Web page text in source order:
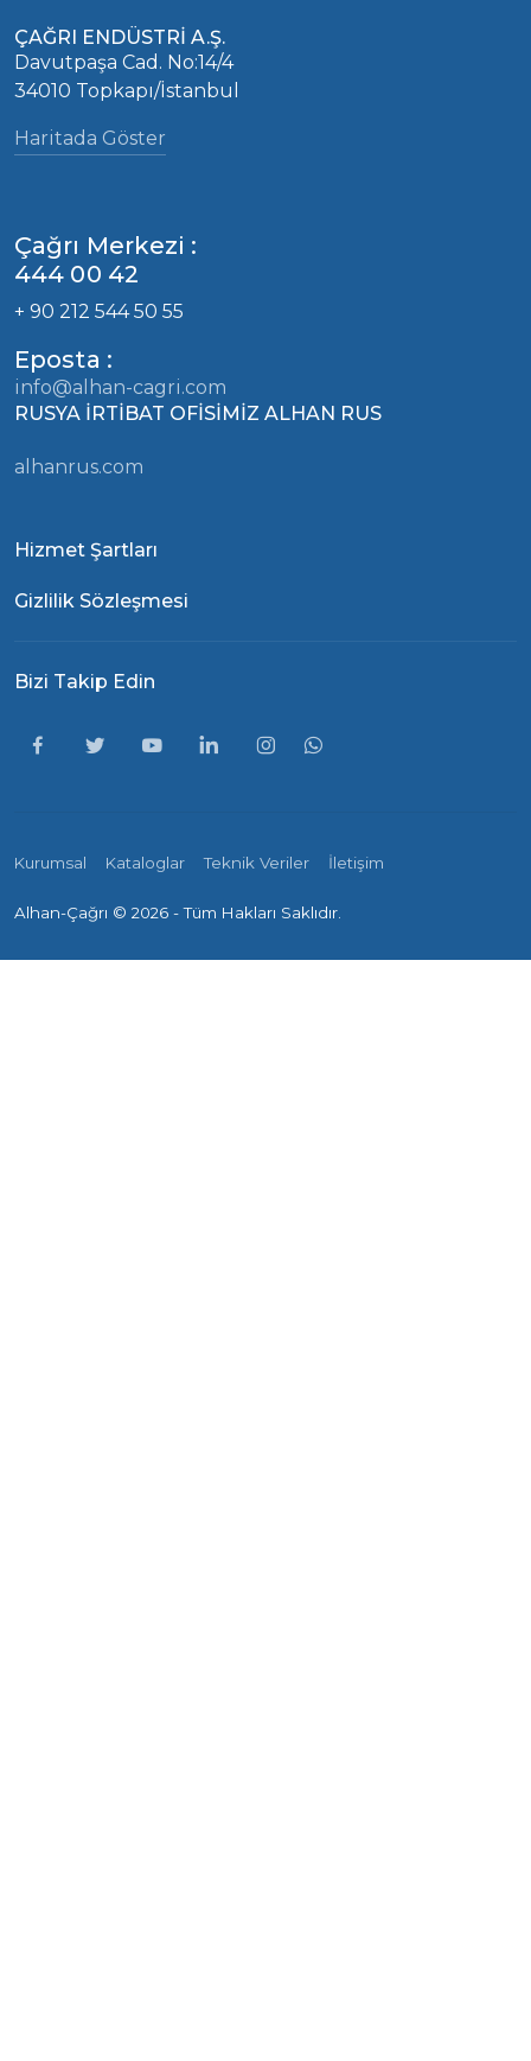
ÇAĞRI ENDÜSTRİ A.Ş.
Davutpaşa Cad. No:14/4
34010 Topkapı/İstanbul
Haritada Göster
Çağrı Merkezi :
444 00 42
+ 90 212 544 50 55
Eposta :
info@alhan-cagri.com
RUSYA İRTİBAT OFİSİMİZ ALHAN RUS
alhanrus.com
Hizmet Şartları
Gizlilik Sözleşmesi
Bizi Takip Edin
Kurumsal Kataloglar Teknik Veriler İletişim
Alhan-Çağrı © 2026 - Tüm Hakları Saklıdır.